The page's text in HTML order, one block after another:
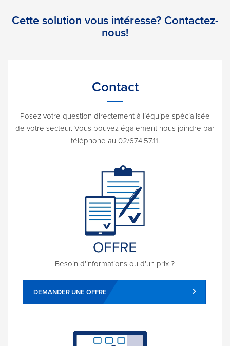
Cette solution vous intéresse? Contactez-
nous!
Contact
Posez votre question directement à l’équipe spécialisée
de votre secteur. Vous pouvez également nous joindre par
téléphone au 02/674.57.11.
Besoin d'informations ou d'un prix ?
DEMANDER UNE OFFRE